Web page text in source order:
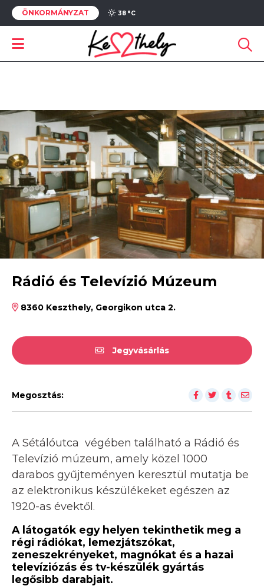
ÖNKORMÁNYZAT 38 °C
Rádió és Televízió Múzeum
8360 Keszthely, Georgikon utca 2.
Jegyvásárlás
Megosztás:
A Sétálóutca végében található a Rádió és
Televízió múzeum, amely közel 1000
darabos gyűjteményen keresztül mutatja be
az elektronikus készülékeket egészen az
1920-as évektől.
A látogatók egy helyen tekinthetik meg a
régi rádiókat, lemezjátszókat,
zeneszekrényeket, magnókat és a hazai
televíziózás és tv-készülék gyártás
legősibb darabjait.